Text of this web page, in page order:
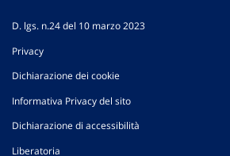
D. lgs. n.24 del 10 marzo 2023
Privacy
Dichiarazione dei cookie
Informativa Privacy del sito
Dichiarazione di accessibilità
Liberatoria